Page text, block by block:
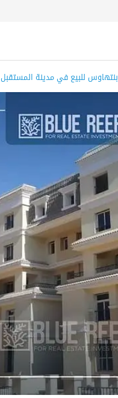
بنتهاوس للبيع في مدينة المستقبل